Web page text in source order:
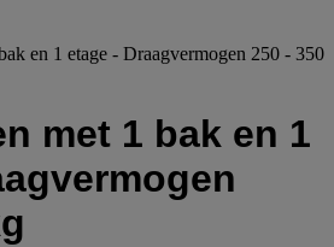
en 1 etage - Draagvermogen 250 - 350
met 1 bak en 1